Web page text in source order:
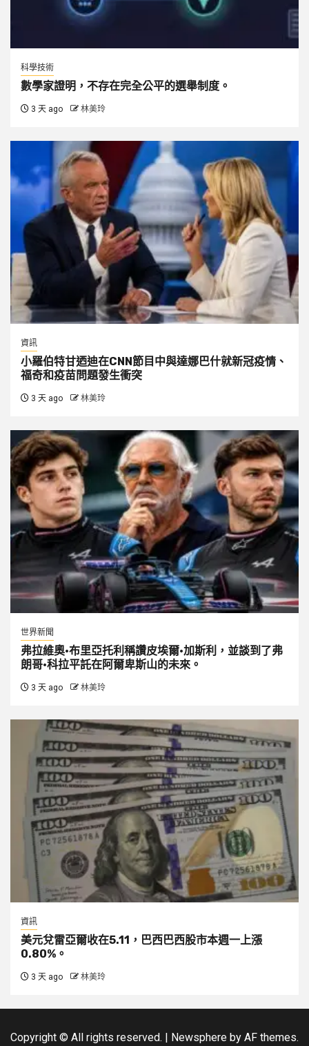
科學技術
數學家證明，不存在完全公平的選舉制度。
3 天 ago 林美玲
資訊
小羅伯特甘迺迪在CNN節目中與達娜巴什就新冠疫情、
福奇和疫苗問題發生衝突
3 天 ago 林美玲
世界新聞
弗拉維奧·布里亞托利稱讚皮埃爾·加斯利，並談到了弗
朗哥·科拉平託在阿爾卑斯山的未來。
3 天 ago 林美玲
資訊
美元兌雷亞爾收在5.11，巴西巴西股市本週一上漲
0.80%。
3 天 ago 林美玲
Copyright © All rights reserved. | Newsphere by AF themes.